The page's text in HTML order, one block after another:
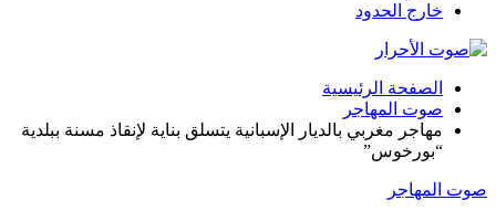
خارج الحدود
الصفحة الرئيسية
صوت المهاجر
مهاجر مغربي بالديار الإسبانية يتسلق بناية لإنقاذ مسنة ببلدية
“بورخوس”
صوت المهاجر